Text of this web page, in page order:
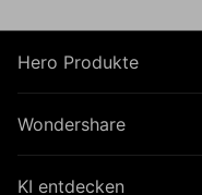
Hero Produkte
Wondershare
KI entdecken